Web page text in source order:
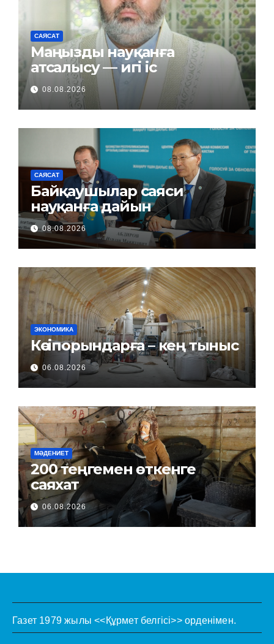
САЯСАТ
Маңызды науқанға
атсалысу — игі іс
08.08.2026
САЯСАТ
Байқаушылар саяси
науқанға дайын
08.08.2026
ЭКОНОМИКА
Кәсіпорындарға – кең тыныс
06.08.2026
МӘДЕНИЕТ
200 теңгемен өткенге
саяхат
06.08.2026
Газет 1979 жылы <<Құрмет белгісі>> орденімен.